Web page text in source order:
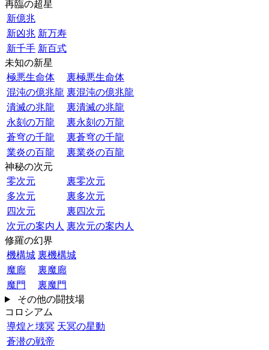
再臨の超星
新億兆
新凶兆 新万寿
新千手 新百式
未知の新星
極悪生命体
裏極悪生命体
混沌の億兆龍 裏混沌の億兆龍
潰滅の兆龍
裏潰滅の兆龍
永刻の万龍
裏永刻の万龍
蒼穹の千龍
裏蒼穹の千龍
業炎の百龍
裏業炎の百龍
神秘の次元
零次元
裏零次元
多次元
裏多次元
四次元
裏四次元
次元の案内人 裏次元の案内人
修羅の幻界
機構城 裏機構城
魔廊
裏魔廊
魔門
裏魔門
その他の闘技場
コロシアム
導煌と壊冥 天冥の星動
蒼潜の戦帝